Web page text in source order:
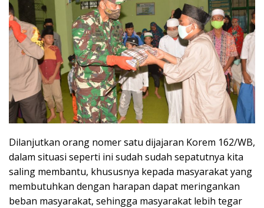
Dilanjutkan orang nomer satu dijajaran Korem 162/WB,
dalam situasi seperti ini sudah sudah sepatutnya kita
saling membantu, khususnya kepada masyarakat yang
membutuhkan dengan harapan dapat meringankan
beban masyarakat, sehingga masyarakat lebih tegar